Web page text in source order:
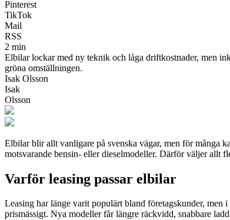
Pinterest
TikTok
Mail
RSS
2 min
Elbilar lockar med ny teknik och låga driftkostnader, men
gröna omställningen.
Isak Olsson
Isak
Olsson
Elbilar blir allt vanligare på svenska vägar, men för många
motsvarande bensin- eller dieselmodeller. Därför väljer allt
Varför leasing passar elbilar
Leasing har länge varit populärt bland företagskunder,
prismässigt. Nya modeller får längre räckvidd, snabbare